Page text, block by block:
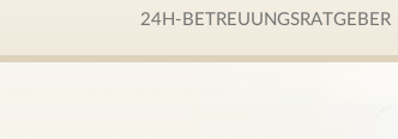
24H-BETREUUNGSRATGEBER